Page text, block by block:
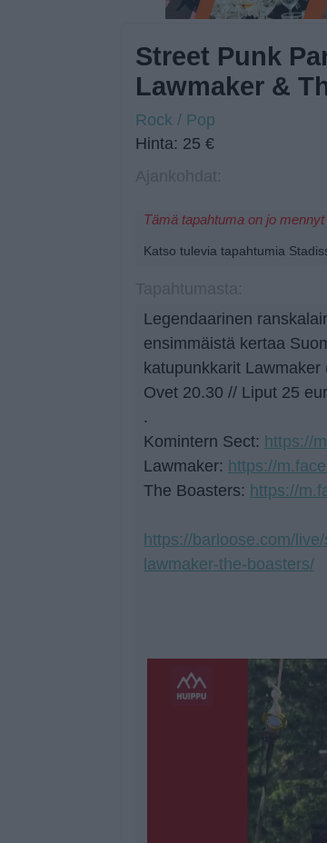
Street Punk
Lawmaker &
Rock / Pop
Hinta: 25 €
Tämä tapahtuma on jo mennyt
Katso tulevia tapahtumia
Legendaarinen
ensimmäistä kertaa
katupunkkarit
Ovet 20.30 // Liput 25
.
Komintern Sect: https://
Lawmaker: https://
The Boasters: https://
https://barloose.com/
lawmaker-the-boasters/